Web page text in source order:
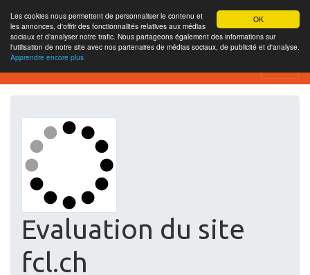
OK
Les cookies nous permettent de personnaliser le contenu et
les annonces, d'offrir des fonctionnalités relatives aux médias
sociaux et d'analyser notre trafic. Nous partageons également des informations sur
l'utilisation de notre site avec nos partenaires de médias sociaux, de publicité et d'analyse.
Apprendre encore plus
Website-SEO-Überprüfung
Evaluation du site
fcl.ch